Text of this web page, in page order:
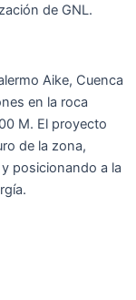
de GNL.
Aike, Cuenca
en la roca
M. El proyecto
de la zona,
posicionando a la